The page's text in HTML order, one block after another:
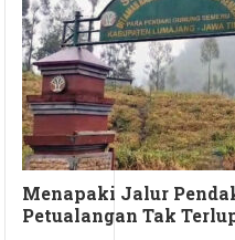
Menapaki Jalur
Petualangan Tak